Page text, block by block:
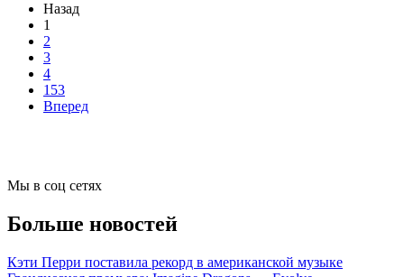
Назад
1
2
3
4
153
Вперед
Мы в соц сетях
Больше новостей
Кэти Перри поставила рекорд в американской музыке